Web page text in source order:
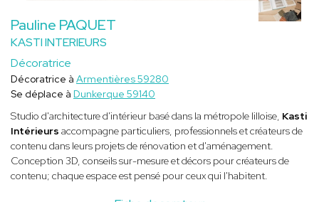
Pauline PAQUET
KASTI INTERIEURS
Décoratrice
Décoratrice à Armentières 59280
Se déplace à Dunkerque 59140
Studio d'architecture d'intérieur basé dans la métropole lilloise, Kasti
Intérieurs accompagne particuliers, professionnels et créateurs de
contenu dans leurs projets de rénovation et d'aménagement.
Conception 3D, conseils sur-mesure et décors pour créateurs de
contenu; chaque espace est pensé pour ceux qui l'habitent.